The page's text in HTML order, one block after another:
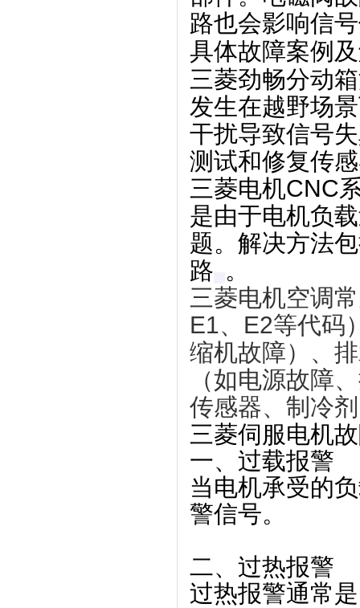
路也会影响信
具体故障案例
三菱劲畅分动
发生在越野场
干扰导致信号
测试和修复传
三菱电机CNC
是由于电机负
题。解决方法
路‌ 。
三菱电机空调
E1、E2等代码
缩机故障）、
（如电源故障
传感器、制冷
三菱伺服电机
一、过载报警
当电机承受的
警信号。
二、过热报警
过热报警通常